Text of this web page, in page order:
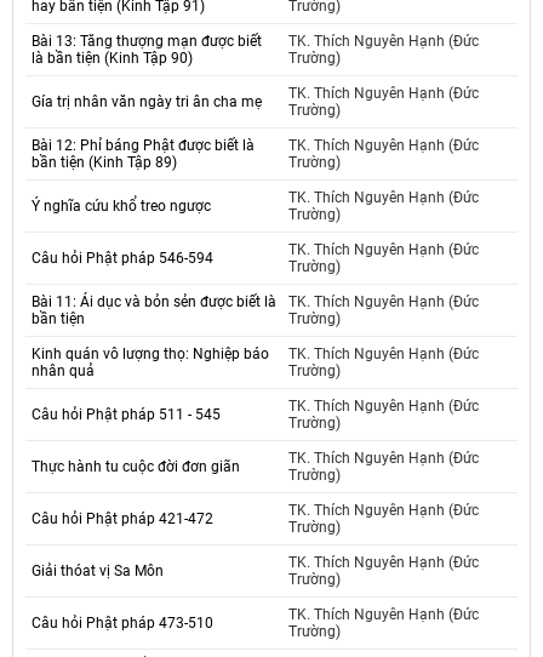
hay bần tiện (Kinh Tập 91) Trường)
Bài 13: Tăng thượng mạn được biết
là bần tiện (Kinh Tập 90)
TK. Thích Nguyên Hạnh (Đức
Trường)
Gía trị nhân văn ngày tri ân cha mẹ
TK. Thích Nguyên Hạnh (Đức
Trường)
Bài 12: Phỉ báng Phật được biết là
bần tiện (Kinh Tập 89)
TK. Thích Nguyên Hạnh (Đức
Trường)
Ý nghĩa cứu khổ treo ngược
TK. Thích Nguyên Hạnh (Đức
Trường)
Câu hỏi Phật pháp 546-594
TK. Thích Nguyên Hạnh (Đức
Trường)
Bài 11: Ái dục và bỏn sẻn được biết là
bần tiện
TK. Thích Nguyên Hạnh (Đức
Trường)
Kinh quán vô lượng thọ: Nghiệp báo
nhân quả
TK. Thích Nguyên Hạnh (Đức
Trường)
Câu hỏi Phật pháp 511 - 545
TK. Thích Nguyên Hạnh (Đức
Trường)
Thực hành tu cuộc đời đơn giãn
TK. Thích Nguyên Hạnh (Đức
Trường)
Câu hỏi Phật pháp 421-472
TK. Thích Nguyên Hạnh (Đức
Trường)
Giải thóat vị Sa Môn
TK. Thích Nguyên Hạnh (Đức
Trường)
Câu hỏi Phật pháp 473-510
TK. Thích Nguyên Hạnh (Đức
Trường)